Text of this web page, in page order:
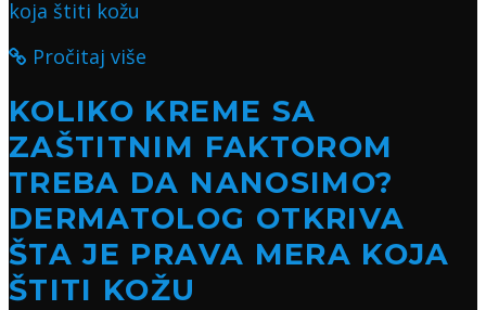
Pročitaj više
KOLIKO KREME SA
ZAŠTITNIM FAKTOROM
TREBA DA NANOSIMO?
DERMATOLOG OTKRIVA
ŠTA JE PRAVA MERA KOJA
ŠTITI KOŽU